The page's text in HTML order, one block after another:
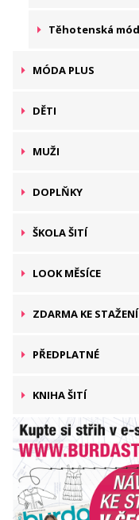
Těhotenská
MÓDA PLUS
DĚTI
MUŽI
DOPLŇKY
ŠKOLA ŠITÍ
LOOK MĚSÍCE
ZDARMA KE STAŽENÍ
PŘEDPLATNÉ
KNIHA ŠITÍ